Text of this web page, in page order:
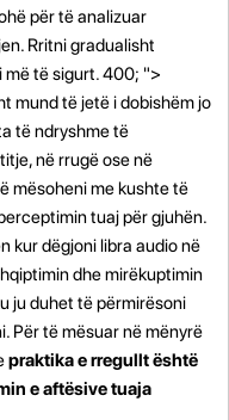
për të analizuar
Rritni gradualisht
më të sigurt. 400; ">
mund të jetë i dobishëm jo
të ndryshme të
në rrugë ose në
mësoheni me kushte të
tuaj për gjuhën.
kur dëgjoni libra audio në
dhe mirëkuptimin
ju duhet të përmirësoni
Për të mësuar në mënyrë
praktika e rregullt është
e aftësive tuaja